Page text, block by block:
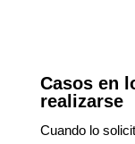
Casos en
realizarse
Cuando lo